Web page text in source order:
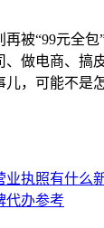
被“99元全
、做电商、搞
儿，可能不是